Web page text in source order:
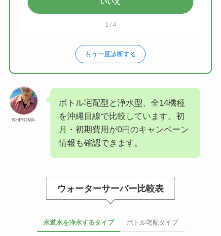
1 / 4
もう一度診断する
SHIROMA
ボトル宅配型と浄水型、全14機種
を沖縄目線で比較しています。初
月・初期費用が0円のキャンペーン
情報も確認できます。
ウォーターサーバー比較表
水道水を浄水するタイプ ボトル宅配タイプ